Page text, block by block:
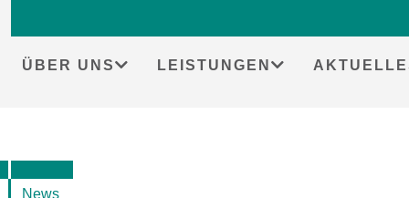
contentÜBER UNS LEISTUNGEN
News